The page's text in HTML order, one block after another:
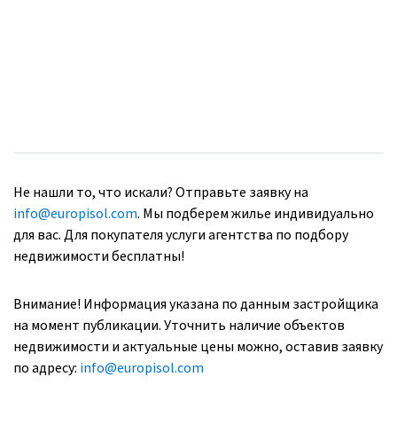
Не нашли то, что искали? Отправьте заявку на
info@europisol.com. Мы подберем жилье индивидуально
для вас. Для покупателя услуги агентства по подбору
недвижимости бесплатны!
Внимание! Информация указана по данным застройщика
на момент публикации. Уточнить наличие объектов
недвижимости и актуальные цены можно, оставив заявку
по адресу: info@europisol.com